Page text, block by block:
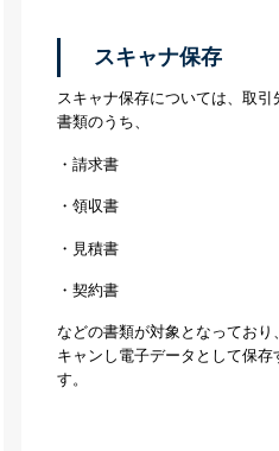
スキャナ保存
スキャナ保存については、取
書類のうち、
・請求書
・領収書
・見積書
・契約書
などの書類が対象となってお
キャンし電子データとして保存
す。